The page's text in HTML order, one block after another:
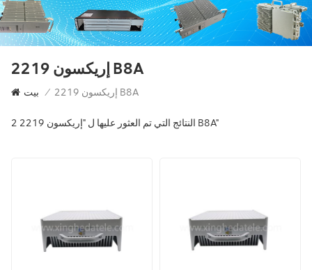
إريكسون 2219 B8A
بيت / إريكسون 2219 B8A
2 النتائج التي تم العثور عليها ل "إريكسون 2219 B8A"